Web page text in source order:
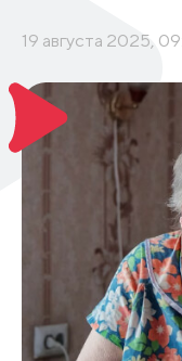
19 августа 2025,